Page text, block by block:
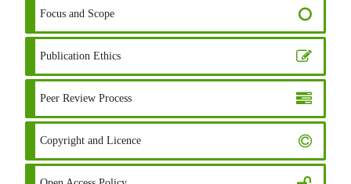
Focus and Scope
Publication Ethics
Peer Review Process
Copyright and Licence